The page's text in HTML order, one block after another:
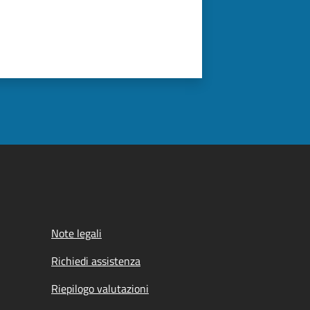
Note legali
Richiedi assistenza
Riepilogo valutazioni